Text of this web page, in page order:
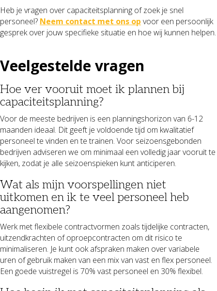
Heb je vragen over capaciteitsplanning of zoek je snel
personeel? Neem contact met ons op voor een persoonlijk
gesprek over jouw specifieke situatie en hoe wij kunnen helpen.
Veelgestelde vragen
Hoe ver vooruit moet ik plannen bij
capaciteitsplanning?
Voor de meeste bedrijven is een planningshorizon van 6-12
maanden ideaal. Dit geeft je voldoende tijd om kwalitatief
personeel te vinden en te trainen. Voor seizoensgebonden
bedrijven adviseren we om minimaal een volledig jaar vooruit te
kijken, zodat je alle seizoenspieken kunt anticiperen.
Wat als mijn voorspellingen niet
uitkomen en ik te veel personeel heb
aangenomen?
Werk met flexibele contractvormen zoals tijdelijke contracten,
uitzendkrachten of oproepcontracten om dit risico te
minimaliseren. Je kunt ook afspraken maken over variabele
uren of gebruik maken van een mix van vast en flex personeel.
Een goede vuistregel is 70% vast personeel en 30% flexibel.